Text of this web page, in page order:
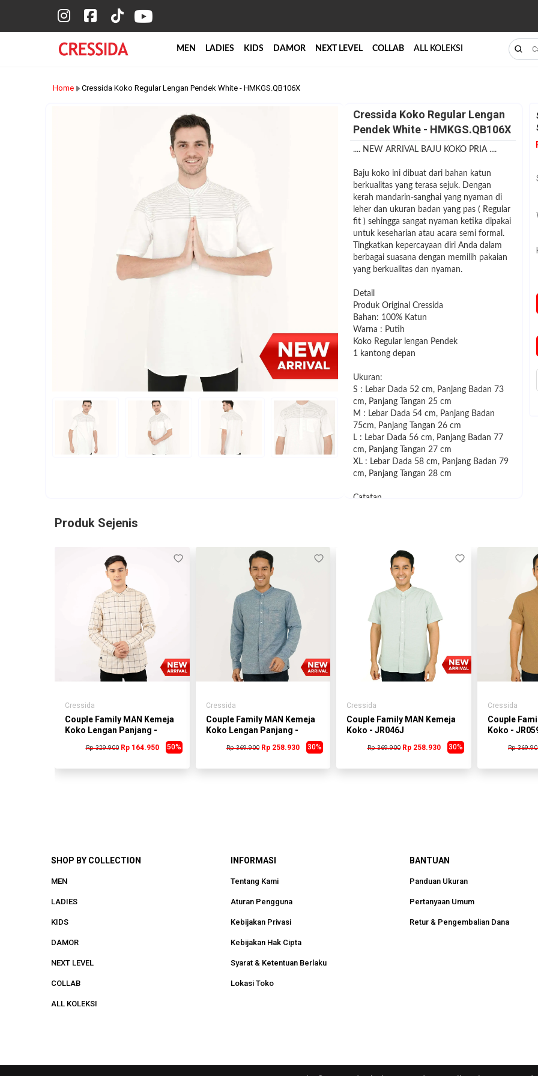
MEN LADIES KIDS DAMOR NEXT LEVEL COLLAB ALL KOLEKSI
Home Cressida Koko Regular Lengan Pendek White - HMKGS.QB106X
Cressida Koko Regular Lengan
Pendek White - HMKGS.QB106X
.... NEW ARRIVAL BAJU KOKO PRIA ....
Baju koko ini dibuat dari bahan katun
berkualitas yang terasa sejuk. Dengan
kerah mandarin-sanghai yang nyaman di
leher dan ukuran badan yang pas ( Regular
fit ) sehingga sangat nyaman ketika dipakai
untuk keseharian atau acara semi formal.
Tingkatkan kepercayaan diri Anda dalam
berbagai suasana dengan memilih pakaian
yang berkualitas dan nyaman.
Detail
Produk Original Cressida
Bahan: 100% Katun
Warna : Putih
Koko Regular lengan Pendek
1 kantong depan
Ukuran:
S : Lebar Dada 52 cm, Panjang Badan 73
cm, Panjang Tangan 25 cm
M : Lebar Dada 54 cm, Panjang Badan
75cm, Panjang Tangan 26 cm
L : Lebar Dada 56 cm, Panjang Badan 77
cm, Panjang Tangan 27 cm
XL : Lebar Dada 58 cm, Panjang Badan 79
cm, Panjang Tangan 28 cm
Catatan
dikarenakan faktor cahaya pada
pengambilan gambar ataupun pada kondisi
yang digunakan untuk melihat gambar
3. Disarankan sebelum order check stock
dulu ke admin :)
Produk Sejenis
Cressida
Couple Family MAN Kemeja
Koko Lengan Panjang -
Rp 329.900 50%
Rp 164.950
Cressida
Couple Family MAN Kemeja
Koko Lengan Panjang -
Rp 369.900 30%
Rp 258.930
Cressida
Couple Family MAN Kemeja
Koko - JR046J
Rp 369.900 30%
Rp 258.930
Cressida
Couple
Koko -
Rp
SHOP BY COLLECTION
MEN
LADIES
KIDS
DAMOR
NEXT LEVEL
COLLAB
ALL KOLEKSI
INFORMASI
Tentang Kami
Aturan Pengguna
Kebijakan Privasi
Kebijakan Hak Cipta
Syarat & Ketentuan Berlaku
Lokasi Toko
BANTUAN
Panduan Ukuran
Pertanyaan Umum
Retur & Pengembalian Dana